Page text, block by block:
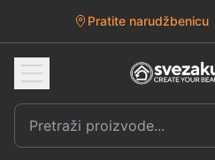
Pratite narudžbenicu